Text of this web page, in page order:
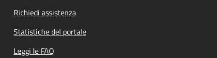
Richiedi assistenza
Statistiche del portale
Leggi le FAQ